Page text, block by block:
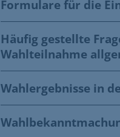
Formulare für die
Häufig gestellte
Wahlteilnahme
Wahlergebnisse in